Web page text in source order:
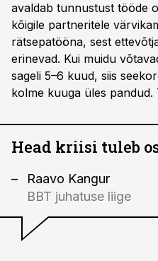
avaldab tunnustust tööde
kõigile partneritele
rätsepatööna, sest
erinevad. Kui muidu
sageli 5–6 kuud, siis
kolme kuuga üles pandud.
Head kriisi tuleb
Raavo Kangur
BBT juhatuse liige